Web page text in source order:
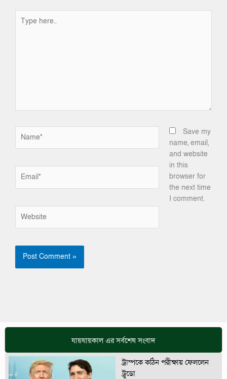
here..
Save my
name, email,
and website
in this
browser for
the next time
I comment.
যায়যায়কাল এর সর্বশেষ সংবাদ
ট্রাম্পকে কঠিন পরীক্ষায় ফেললেন
ট্রুডো